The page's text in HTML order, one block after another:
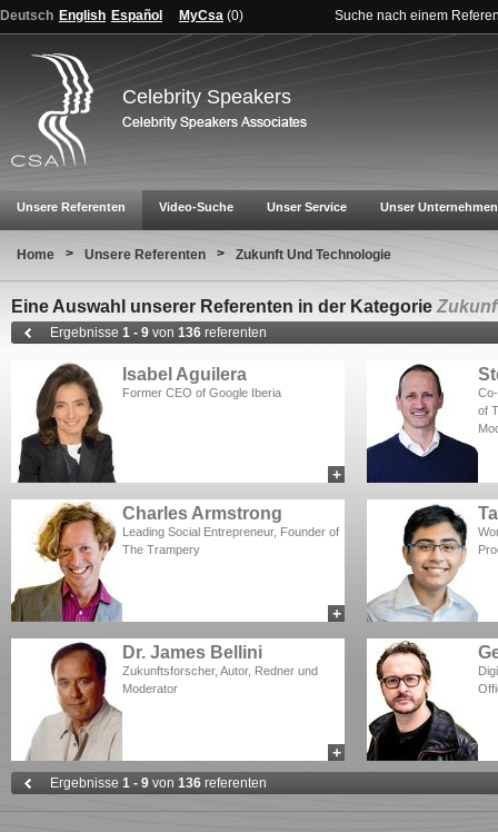
Deutsch English Español MyCsa (0) Suche nach einem
Celebrity Speakers
Unsere Referenten Video-Suche Unser Service Unser Unternehmen
Home > Unsere Referenten > Zukunft Und Technologie
Eine Auswahl unserer Referenten in der Kategorie
Ergebnisse 1 - 9 von 136 referenten
Isabel Aguilera
Former CEO of Google Iberia
+
of
Charles Armstrong
Leading Social Entrepreneur, Founder of
The Trampery
+ add to myCSA
Dr. James Bellini
Zukunftsforscher, Autor, Redner und
Moderator
+ add to myCSA
Ergebnisse 1 - 9 von 136 referenten